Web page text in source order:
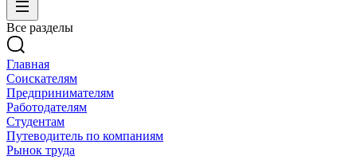
Все разделы
Главная
Соискателям
Предпринимателям
Работодателям
Студентам
Путеводитель по компаниям
Рынок труда